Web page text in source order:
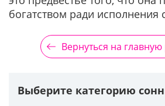
богатством ради исполнения
Вернуться на главную
Выберите категорию